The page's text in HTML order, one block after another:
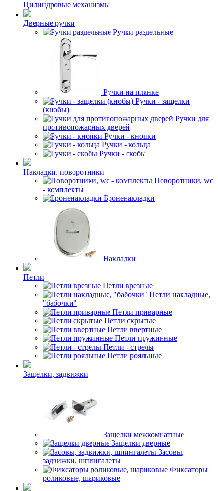
Цилиндровые механизмы
Дверные ручки
Ручки раздельные
Ручки на планке
Ручки - защелки
(кнобы)
Ручки для
противопожарных дверей
Ручки - кнопки
Ручки - кольца
Ручки - скобы
Накладки, поворотники
Поворотники, wc
- комплекты
Броненакладки
Накладки
Петли
Петли врезные
Петли накладные,
"бабочки"
Петли приварные
Петли скрытые
Петли ввертные
Петли пружинные
Петли - стрелы
Петли рояльные
Защелки, задвижки
Защелки межкомнатные
Защелки дверные
Засовы,
задвижки, шпингалеты
Фиксаторы
роликовые, шариковые